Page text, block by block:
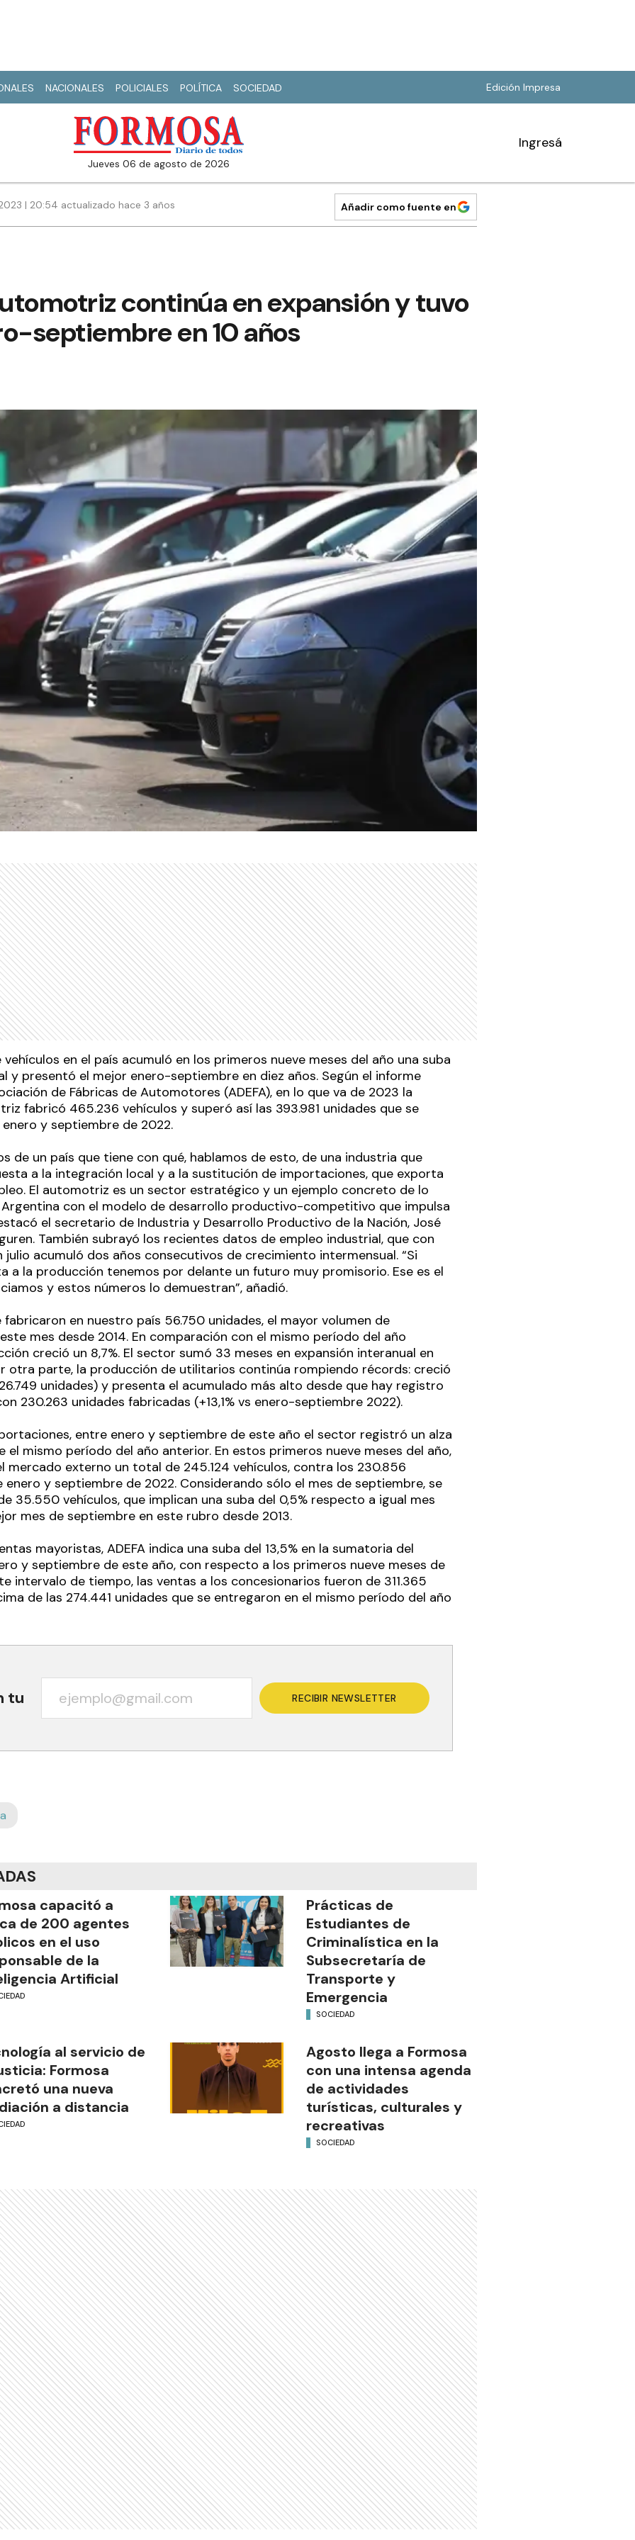
NACIONALES POLICIALES POLÍTICA SOCIEDAD Edición Impresa
jueves 06 de agosto de 2026
Ingresá
| 20:54 actualizado hace 3 años Añadir como fuente en
continúa en expansión y tuvo
septiembre en 10 años
en el país acumuló en los primeros nueve meses del año una suba
y presentó el mejor enero-septiembre en diez años. Según el informe
de Fábricas de Automotores (ADEFA), en lo que va de 2023 la
fabricó 465.236 vehículos y superó así las 393.981 unidades que se
y septiembre de 2022.
de un país que tiene con qué, hablamos de esto, de una industria que
a la integración local y a la sustitución de importaciones, que exporta
El automotriz es un sector estratégico y un ejemplo concreto de lo
con el modelo de desarrollo productivo-competitivo que impulsa
el secretario de Industria y Desarrollo Productivo de la Nación, José
También subrayó los recientes datos de empleo industrial, que con
julio acumuló dos años consecutivos de crecimiento intermensual. “Si
a la producción tenemos por delante un futuro muy promisorio. Ese es el
y estos números lo demuestran”, añadió.
en nuestro país 56.750 unidades, el mayor volumen de
mes desde 2014. En comparación con el mismo período del año
creció un 8,7%. El sector sumó 33 meses en expansión interanual en
otra parte, la producción de utilitarios continúa rompiendo récords: creció
unidades) y presenta el acumulado más alto desde que hay registro
230.263 unidades fabricadas (+13,1% vs enero-septiembre 2022).
entre enero y septiembre de este año el sector registró un alza
el mismo período del año anterior. En estos primeros nueve meses del año,
mercado externo un total de 245.124 vehículos, contra los 230.856
y septiembre de 2022. Considerando sólo el mes de septiembre, se
35.550 vehículos, que implican una suba del 0,5% respecto a igual mes
mes de septiembre en este rubro desde 2013.
mayoristas, ADEFA indica una suba del 13,5% en la sumatoria del
y septiembre de este año, con respecto a los primeros nueve meses de
intervalo de tiempo, las ventas a los concesionarios fueron de 311.365
de las 274.441 unidades que se entregaron en el mismo período del año
tu RECIBIR NEWSLETTER
capacitó a
de 200 agentes
en el uso
de la
Artificial
Prácticas de
Estudiantes de
Criminalística en la
Subsecretaría de
Transporte y
Emergencia
SOCIEDAD
al servicio de
Formosa
una nueva
a distancia
Agosto llega a Formosa
con una intensa agenda
de actividades
turísticas, culturales y
recreativas
SOCIEDAD